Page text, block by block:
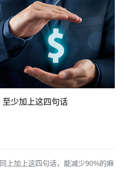
少加上这四句话
上加上这四句话，能减少90%的麻